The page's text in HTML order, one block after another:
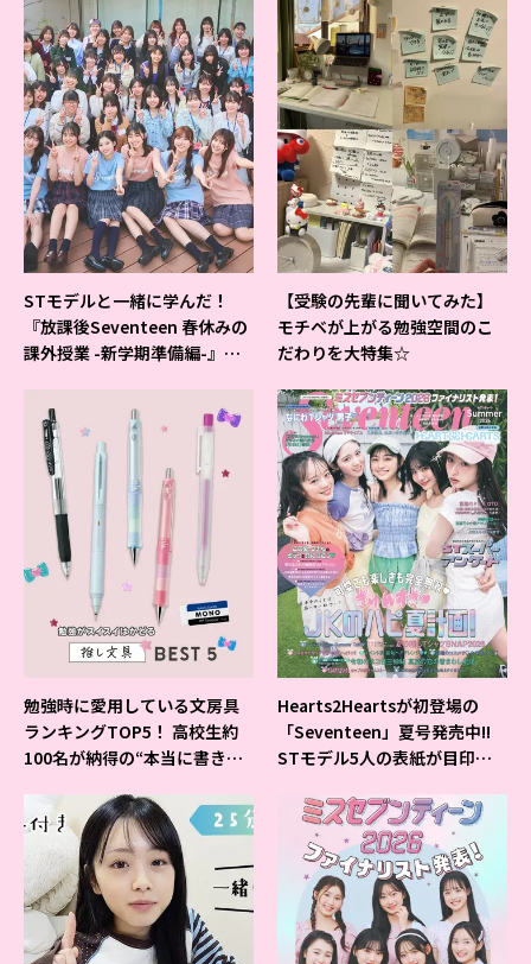
STモデルと一緒に学んだ！
『放課後Seventeen 春休みの
課外授業 -新学期準備編-』イ
【受験の先輩に聞いてみた】
モチベが上がる勉強空間のこ
だわりを大特集☆
勉強時に愛用している文房具
ランキングTOP5！ 高校生約
100名が納得の“本当に書きや
Hearts2Heartsが初登場の
「Seventeen」夏号発売中!!
STモデル5人の表紙が目印だ